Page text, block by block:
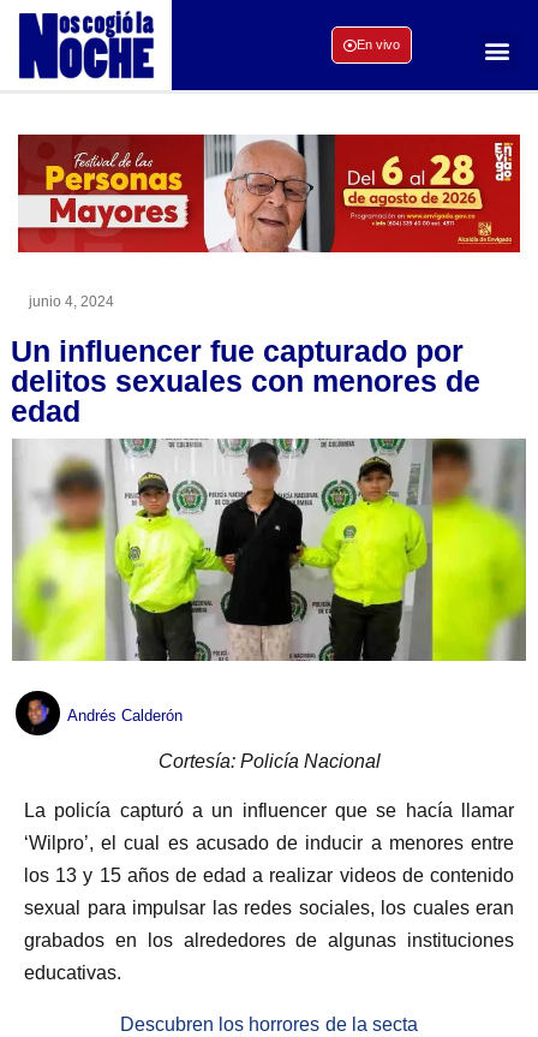
En vivo
junio 4, 2024
Un influencer fue capturado por
delitos sexuales con menores de
edad
Andrés Calderón
Cortesía: Policía Nacional
La policía capturó a un influencer que se hacía llamar
‘Wilpro’, el cual es acusado de inducir a menores entre
los 13 y 15 años de edad a realizar videos de contenido
sexual para impulsar las redes sociales, los cuales eran
grabados en los alrededores de algunas instituciones
educativas.
Descubren los horrores de la secta